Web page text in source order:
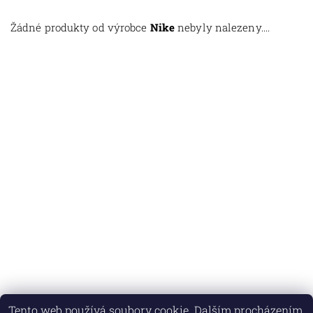
Žádné produkty od výrobce Nike nebyly nalezeny....
Tento web používá soubory cookie. Dalším procházením